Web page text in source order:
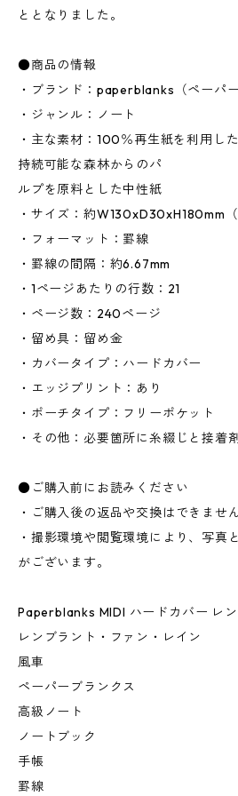
ととなりました。
●商品の情報
・ブランド：paperblanks（ペーパ
・ジャンル：ノート
・主な素材：100％再生紙を利用し
持続可能な森林からのパ
ルプを原料とした中性紙
・サイズ：約W130xD30xH180mm（
・フォーマット：罫線
・罫線の間隔：約6.67mm
・1ページあたりの行数：21
・ページ数：240ページ
・留め具：留め金
・カバータイプ：ハードカバー
・エッジプリント：あり
・ポーチタイプ：フリーポケット
・その他：必要箇所に糸綴じと接着
●ご購入前にお読みください
・ご購入後の返品や交換はできません
・撮影環境や閲覧環境により、写真
がございます。
Paperblanks MIDI ハードカバー レ
レンブラント・ファン・レイン
風車
ペーパーブランクス
高級ノート
ノートブック
手帳
罫線